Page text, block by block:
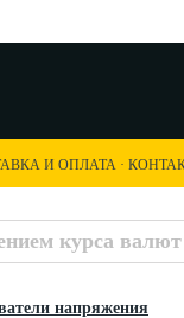
И ОПЛАТА ·
курса
напряжения